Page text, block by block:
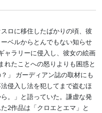
ロに移住したばかりの頃、彼
ベルからとんでもない知らせ
ャラリーに侵入し、彼女の絵画
れたことへの怒りよりも困惑と
」 ガーディアン誌の取材にも
侵入し法を犯してまで盗むほ
。」と語っていた。謙虚な発
2作品は「クロエとエマ」と